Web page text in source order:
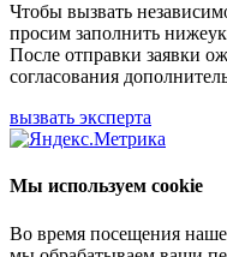
Чтобы вызвать
просим заполнить
После отправки заявки
согласования
вызвать эксперта
Мы используем cookie
Во время посещения